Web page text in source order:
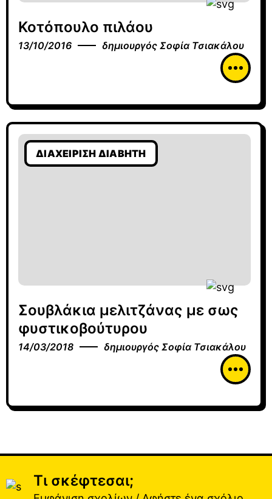
Κοτόπουλο πιλάου
13/10/2016 δημιουργός Σοφία Τσιακάλου
ΔΙΑΧΕΊΡΙΣΗ ΔΙΑΒΉΤΗ
Σουβλάκια μελιτζάνας με σως
φυστικοβούτυρου
14/03/2018 δημιουργός Σοφία Τσιακάλου
Τι σκέφτεσαι;